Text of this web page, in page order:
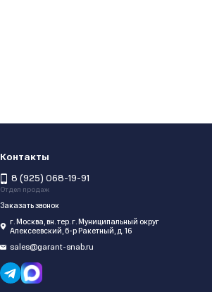
Контакты
8 (925) 068-19-91
Отдел продаж
Заказать звонок
г. Москва, вн. тер. г. Муниципальный округ
Алексеевский, б-р Ракетный, д. 16
sales@garant-snab.ru